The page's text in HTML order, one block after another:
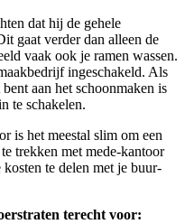
dat hij de gehele
gaat verder dan alleen de
vaak ook je ramen wassen.
ingeschakeld. Als
aan het schoonmaken is
te schakelen.
is het meestal slim om een
trekken met mede-kantoor
te delen met je buur-
terecht voor: